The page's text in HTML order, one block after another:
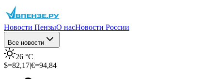
Новости ПензыО насНовости России
Все новости
26 °C
$=82,17|€=94,84